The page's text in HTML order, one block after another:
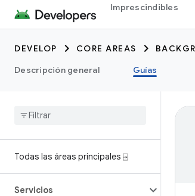
Imprescindibles
DEVELOP CORE AREAS
Descripción general
Guías
Todas las áreas principales ⍈
Servicios